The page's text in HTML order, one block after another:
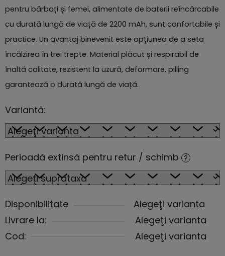
pentru bărbați și femei, alimentate de baterii reîncărcabile
cu durată lungă de viață de 2200 mAh, sunt confortabile și
practice. Un avantaj binevenit este opțiunea de a seta
încălzirea în trei trepte. Material plăcut și respirabil de
înaltă calitate, rezistent la uzură, deformare, pilling
garantează o durată lungă de viață.
Variantă:
Perioadă extinsă pentru retur / schimb ?
Disponibilitate
Alegeţi varianta
Livrare la:
Alegeţi varianta
Cod:
Alegeţi varianta